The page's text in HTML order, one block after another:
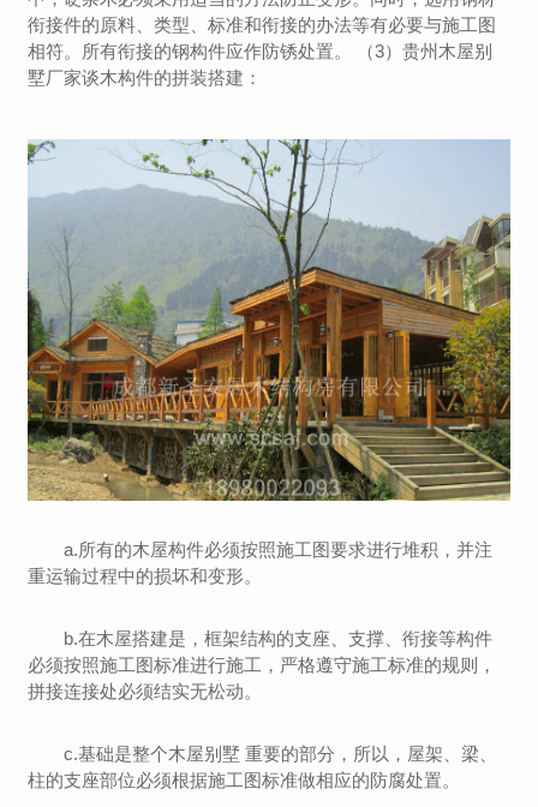
衔接件的原料、类型、标准和衔接的办法等有必要与施工图
相符。所有衔接的钢构件应作防锈处置。 （3）贵州木屋别
墅厂家谈木构件的拼装搭建：
a.所有的木屋构件必须按照施工图要求进行堆积，并注
重运输过程中的损坏和变形。
b.在木屋搭建是，框架结构的支座、支撑、衔接等构件
必须按照施工图标准进行施工，严格遵守施工标准的规则，
拼接连接处必须结实无松动。
c.基础是整个木屋别墅 重要的部分，所以，屋架、梁、
柱的支座部位必须根据施工图标准做相应的防腐处置。